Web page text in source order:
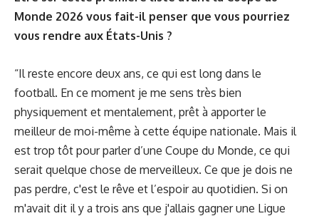
Monde 2026 vous fait-il penser que vous pourriez
vous rendre aux États-Unis ?
“Il reste encore deux ans, ce qui est long dans le
football. En ce moment je me sens très bien
physiquement et mentalement, prêt à apporter le
meilleur de moi-même à cette équipe nationale. Mais il
est trop tôt pour parler d’une Coupe du Monde, ce qui
serait quelque chose de merveilleux. Ce que je dois ne
pas perdre, c'est le rêve et l’espoir au quotidien. Si on
m'avait dit il y a trois ans que j'allais gagner une Ligue